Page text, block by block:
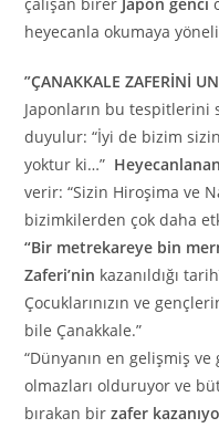
heyecanla okumaya
”ÇANAKKALE ZAFERİNİ
Japonların bu tespitlerini
duyulur: “İyi de bizim
yoktur ki…”
verir: “Sizin Hiroşima ve
bizimkilerden çok daha
“Bir metrekareye bin
Zaferi’nin kazanıldığı
Çocuklarınızın ve
bile Çanakkale.”
“Dünyanın en gelişmiş
olmazları olduruyor ve
bırakan birzafer